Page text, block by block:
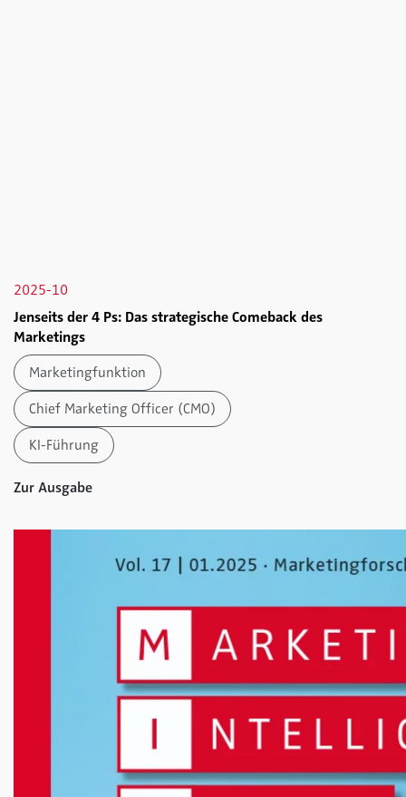
2025-10
Jenseits der 4 Ps: Das strategische Comeback des
Marketings
Marketingfunktion
Chief Marketing Officer (CMO)
KI-Führung
Zur Ausgabe